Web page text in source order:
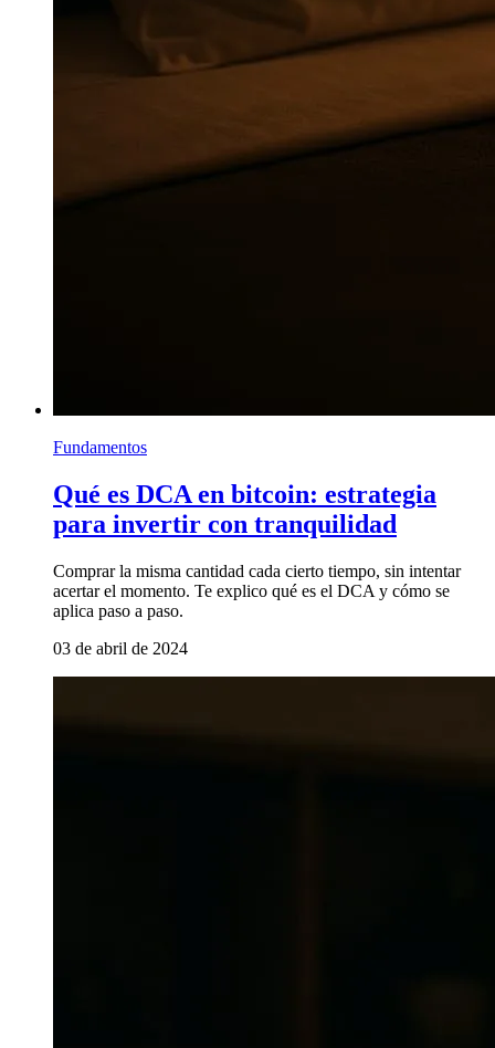
Fundamentos
Qué es DCA en bitcoin: estrategia
para invertir con tranquilidad
Comprar la misma cantidad cada cierto tiempo, sin intentar
acertar el momento. Te explico qué es el DCA y cómo se
aplica paso a paso.
03 de abril de 2024